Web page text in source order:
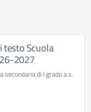
testo Scuola
2027
secondaria di I grado a.s.